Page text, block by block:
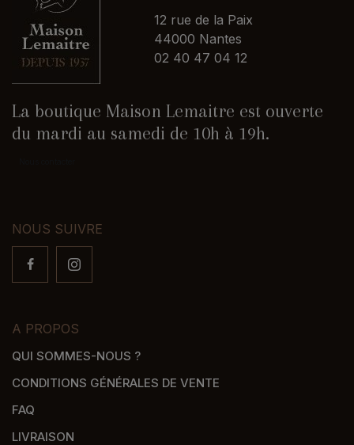
12 rue de la Paix
44000 Nantes
02 40 47 04 12
La boutique Maison Lemaitre est ouverte
du mardi au samedi de 10h à 19h.
NOUS SUIVRE
A PROPOS
QUI SOMMES-NOUS ?
CONDITIONS GÉNÉRALES DE VENTE
FAQ
LIVRAISON